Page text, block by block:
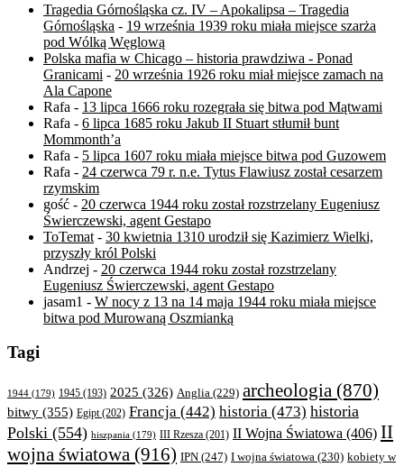
Tragedia Górnośląska cz. IV – Apokalipsa – Tragedia
Górnośląska - 19 września 1939 roku miała miejsce szarża
pod Wólką Węglową
Polska mafia w Chicago – historia prawdziwa - Ponad
Granicami - 20 września 1926 roku miał miejsce zamach na
Ala Capone
Rafa - 13 lipca 1666 roku rozegrała się bitwa pod Mątwami
Rafa - 6 lipca 1685 roku Jakub II Stuart stłumił bunt
Mommonth’a
Rafa - 5 lipca 1607 roku miała miejsce bitwa pod Guzowem
Rafa - 24 czerwca 79 r. n.e. Tytus Flawiusz został cesarzem
rzymskim
gość - 20 czerwca 1944 roku został rozstrzelany Eugeniusz
Świerczewski, agent Gestapo
ToTemat - 30 kwietnia 1310 urodził się Kazimierz Wielki,
przyszły król Polski
Andrzej - 20 czerwca 1944 roku został rozstrzelany
Eugeniusz Świerczewski, agent Gestapo
jasam1 - W nocy z 13 na 14 maja 1944 roku miała miejsce
bitwa pod Murowaną Oszmianką
Tagi
1944 (179) 1945 (193) 2025 (326) Anglia (229) archeologia (870)
bitwy (355) Egipt(202) Francja (442) historia (473) historia
Polski (554) hiszpania (179) III Rzesza (201) II Wojna Światowa (406) II
wojna światowa (916) IPN (247) I wojna światowa (230) kobiety w